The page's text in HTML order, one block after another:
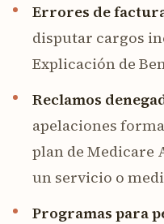
Errores de
disputar cargos
Explicación de
Reclamos
apelaciones
plan de Medicare
un servicio o
Programas para